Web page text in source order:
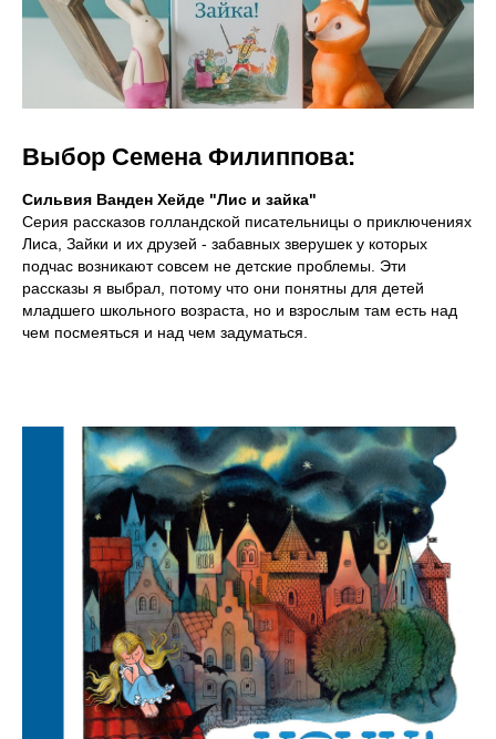
Выбор Семена Филиппова:
Сильвия Ванден Хейде "Лис и зайка"
Серия рассказов голландской писательницы о приключениях
Лиса, Зайки и их друзей - забавных зверушек у которых
подчас возникают совсем не детские проблемы. Эти
рассказы я выбрал, потому что они понятны для детей
младшего школьного возраста, но и взрослым там есть над
чем посмеяться и над чем задуматься.